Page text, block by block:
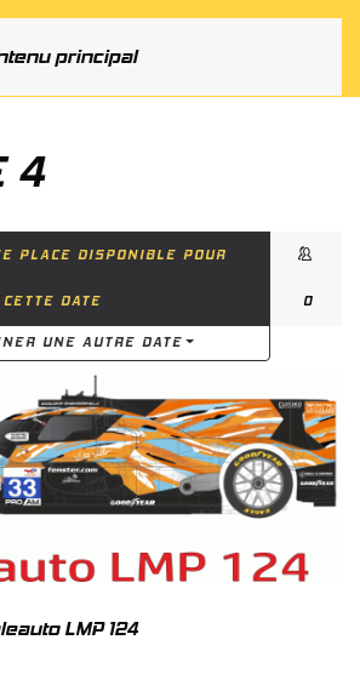
principal
4
PLACE DISPONIBLE POUR
CETTE DATE
UNE AUTRE DATE
0
LMP 124